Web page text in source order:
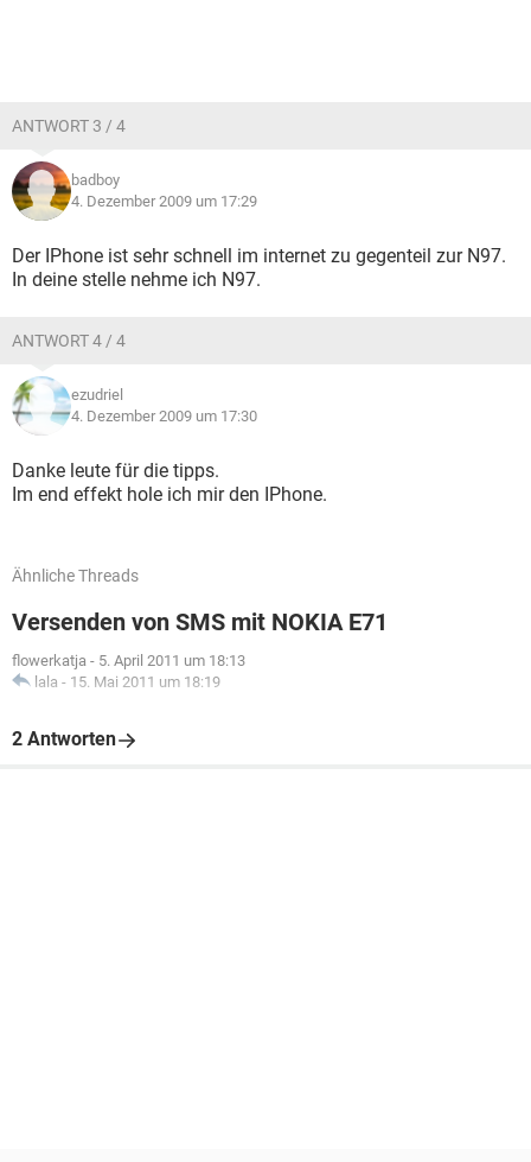
ANTWORT 3 / 4
badboy
4. Dezember 2009 um 17:29
Der IPhone ist sehr schnell im internet zu gegenteil zur N97.
In deine stelle nehme ich N97.
ANTWORT 4 / 4
ezudriel
4. Dezember 2009 um 17:30
Danke leute für die tipps.
Im end effekt hole ich mir den IPhone.
Ähnliche Threads
Versenden von SMS mit NOKIA E71
flowerkatja - 5. April 2011 um 18:13
lala - 15. Mai 2011 um 18:19
2 Antworten